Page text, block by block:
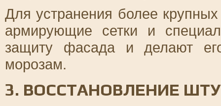
Для устранения более
армирующие сетки и
защиту фасада и делают
морозам.
3. ВОССТАНОВЛЕНИЕ